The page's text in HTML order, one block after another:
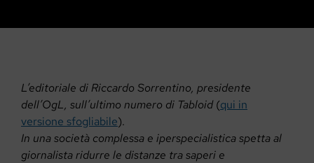
L’editoriale di Riccardo Sorrentino, presidente
dell’OgL, sull’ultimo numero di Tabloid(qui in
versione sfogliabile).
In una società complessa e iperspecialistica spetta al
giornalista ridurre le distanze tra saperi e